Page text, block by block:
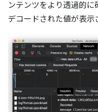
ンテンツをより透過的
デコードされた値が表示